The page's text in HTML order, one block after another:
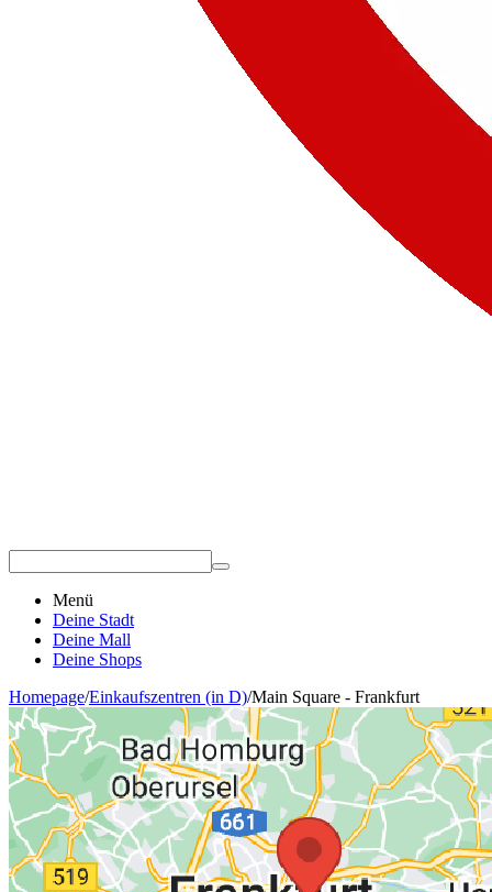
Menü
Deine Stadt
Deine Mall
Deine Shops
Homepage/Einkaufszentren (in D)/Main Square - Frankfurt